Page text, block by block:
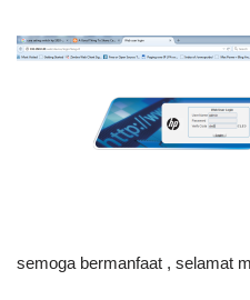
semoga bermanfaat , selamat